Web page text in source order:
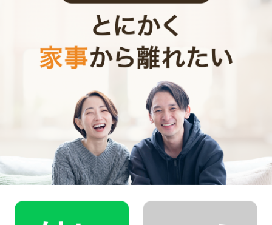
ブーツを長くキレイに履き続けるコツは、収納する時に
しっかり形を保つことです。履いていない時はブーツキ
させておくことで収納もしやすくなりますので、ぜひ試
してみてください。
photo
CaSy（カジー）のご案内